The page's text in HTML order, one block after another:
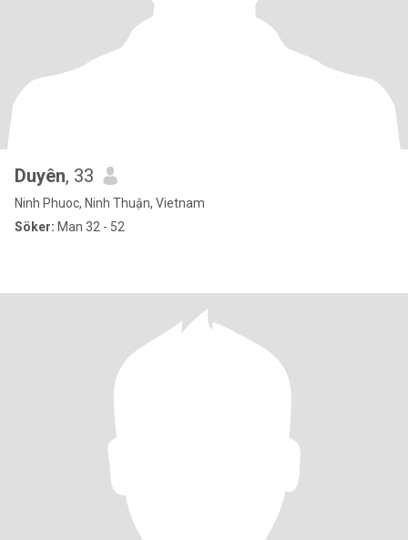
Duyên, 33
Ninh Phuoc, Ninh Thuận, Vietnam
Söker: Man 32 - 52